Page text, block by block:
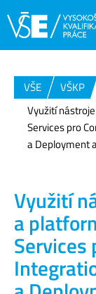
VŠE
VŠKP
Využití
Services pro
a Deployment
Využití
a
Services